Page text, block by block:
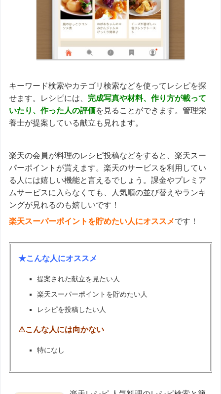
キーワード検索やカテゴリ検索などを使ってレシピを探
せます。レシピには、 完成写真や材料、作り方が載って
いたり、作った人の評価を見ることができます。管理栄
養士が提案している献立も見れます。
楽天の会員が料理のレシピ投稿などをすると、楽天スー
パーポイントが貰えます。楽天のサービスを利用してい
る人には嬉しい機能と言えるでしょう。課金やプレミア
ムサービスに入らなくても、人気順の並び替えやランキ
ングが見れるのも嬉しいです！
楽天スーパーポイントを貯めたい人にオススメです！
★こんな人にオススメ
提案された献立を見たい人
楽天スーパーポイントを貯めたい人
レシピを投稿したい人
⚠こんな人には向かない
特になし